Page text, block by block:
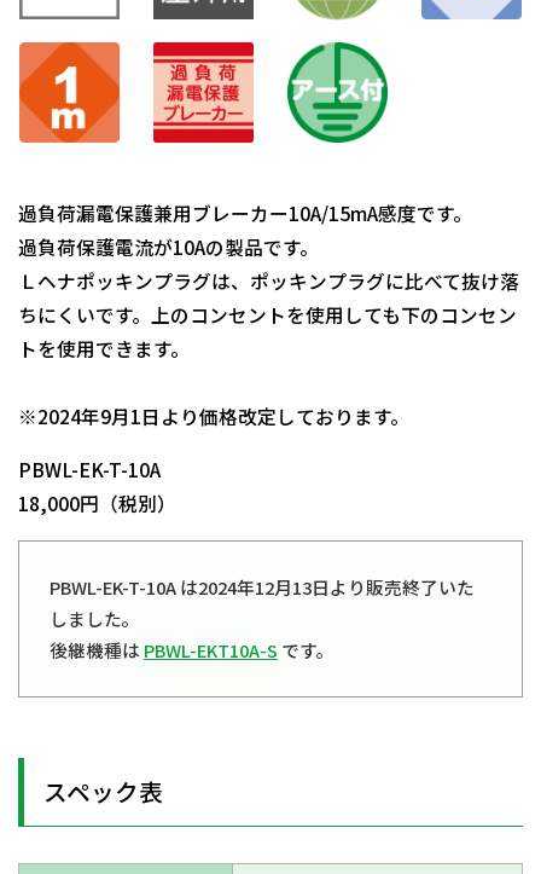
過負荷漏電保護兼用ブレーカー10A/15mA感度です。
過負荷保護電流が10Aの製品です。
Ｌヘナポッキンプラグは、ポッキンプラグに比べて抜け落
ちにくいです。上のコンセントを使用しても下のコンセン
トを使用できます。
※2024年9月1日より価格改定しております。
PBWL-EK-T-10A
18,000円（税別）
PBWL-EK-T-10A は2024年12月13日より販売終了いた
しました。
後継機種は PBWL-EKT10A-S です。
スペック表